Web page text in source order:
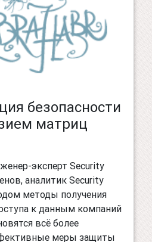
безопасности
матриц
эксперт Security
аналитик Security
методы получения
к данным компаний
всё более
меры защиты